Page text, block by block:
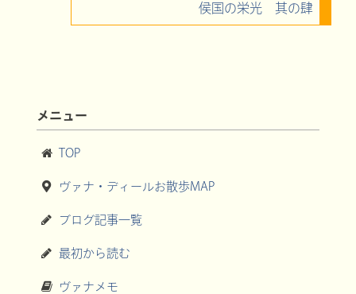
侯国の栄光 其の肆
メニュー
TOP
ヴァナ・ディールお散歩MAP
ブログ記事一覧
最初から読む
ヴァナメモ